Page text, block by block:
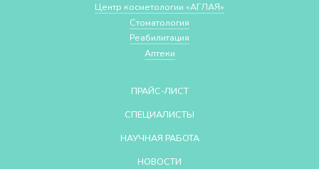
Центр косметологии «АГЛАЯ»
Стоматология
Реабилитация
Аптеки
ПРАЙС-ЛИСТ
СПЕЦИАЛИСТЫ
НАУЧНАЯ РАБОТА
НОВОСТИ